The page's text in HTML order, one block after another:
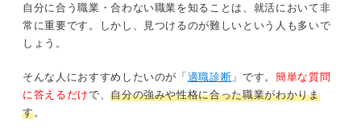
自分に合う職業・合わない職業を知ることは、就活において非
常に重要です。しかし、見つけるのが難しいという人も多いで
しょう。
そんな人におすすめしたいのが「 適職診断 」です。 簡単な質問
に答えるだけで、自分の強みや性格に合った職業がわかりま
す。